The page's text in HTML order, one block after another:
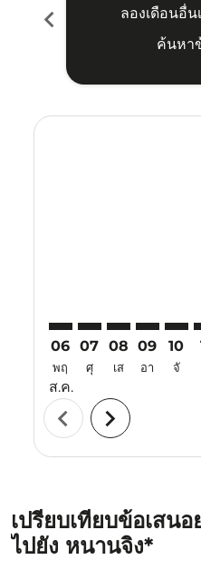
chevron_left
ลองเดือนอื่
ค้นหา
06
พฤ
ส.ค.
07
ศุ
08
เส
09
อา
10
จั
chevron_left chevron_right
เปรียบเทียบข้อเสน
ไปยัง หนานจิง*